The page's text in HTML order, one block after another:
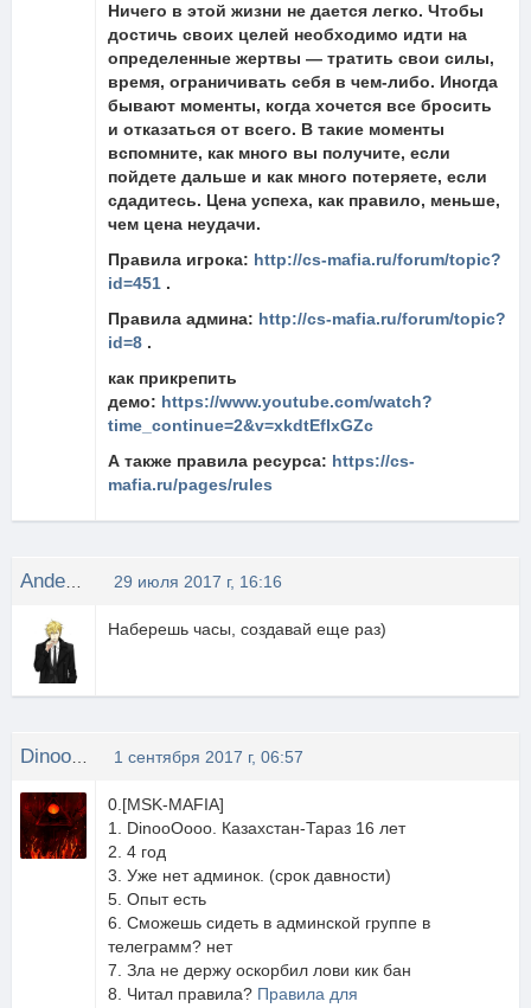
Ничего в этой жизни не дается легко. Чтобы
достичь своих целей необходимо идти на
определенные жертвы — тратить свои силы,
время, ограничивать себя в чем-либо. Иногда
бывают моменты, когда хочется все бросить
и отказаться от всего. В такие моменты
вспомните, как много вы получите, если
пойдете дальше и как много потеряете, если
сдадитесь. Цена успеха, как правило, меньше,
чем цена неудачи.
Правила игрока: http://cs-mafia.ru/forum/topic?
id=451 .
Правила админа: http://cs-mafia.ru/forum/topic?
id=8 .
как прикрепить
демо: https://www.youtube.com/watch?
time_continue=2&v=xkdtEfIxGZc
А также правила ресурса: https://cs-
mafia.ru/pages/rules
29 июля 2017 г, 16:16
Наберешь часы, создавай еще раз)
1 сентября 2017 г, 06:57
0.[MSK-MAFIA]
1. DinooOooo. Казахстан-Тараз 16 лет
2. 4 год
3. Уже нет админок. (срок давности)
5. Опыт есть
6. Сможешь сидеть в админской группе в
телеграмм? нет
7. Зла не держу оскорбил лови кик бан
8. Читал правила? Правила для